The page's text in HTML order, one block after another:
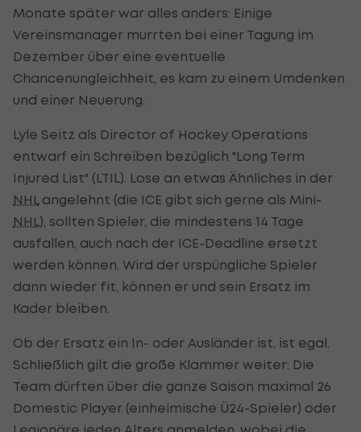
Monate später war alles anders: Einige
Vereinsmanager murrten bei einer Tagung im
Dezember über eine eventuelle
Chancenungleichheit, es kam zu einem Umdenken
und einer Neuerung.
Lyle Seitz als Director of Hockey Operations
entwarf ein Schreiben bezüglich "Long Term
Injured List" (LTIL). Lose an etwas Ähnliches in der
NHL angelehnt (die ICE gibt sich gerne als Mini-
NHL ), sollten Spieler, die mindestens 14 Tage
ausfallen, auch nach der ICE-Deadline ersetzt
werden können. Wird der urspüngliche Spieler
dann wieder fit, können er und sein Ersatz im
Kader bleiben.
Ob der Ersatz ein In- oder Ausländer ist, ist egal.
Schließlich gilt die große Klammer weiter: Die
Team dürften über die ganze Saison maximal 26
Domestic Player (einheimische Ü24-Spieler) oder